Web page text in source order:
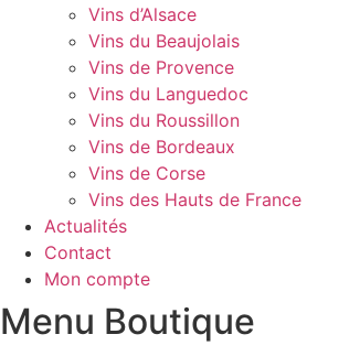
Vins d’Alsace
Vins du Beaujolais
Vins de Provence
Vins du Languedoc
Vins du Roussillon
Vins de Bordeaux
Vins de Corse
Vins des Hauts de France
Actualités
Contact
Mon compte
Menu Boutique